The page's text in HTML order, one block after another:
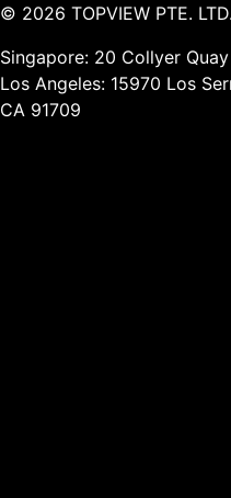
© 2026 TOPVIEW PTE. LTD.
Singapore: 20 Collyer
Los Angeles: 15970 Los
CA 91709